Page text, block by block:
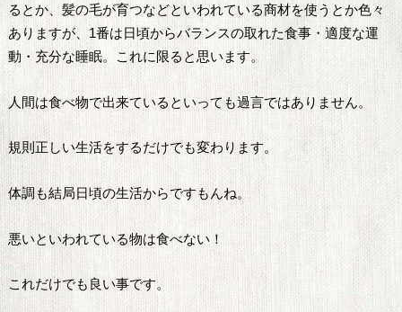
るとか、髪の毛が育つなどといわれている商材を使うとか色々
ありますが、1番は日頃からバランスの取れた食事・適度な運
動・充分な睡眠。これに限ると思います。
人間は食べ物で出来ているといっても過言ではありません。
規則正しい生活をするだけでも変わります。
体調も結局日頃の生活からですもんね。
悪いといわれている物は食べない！
これだけでも良い事です。